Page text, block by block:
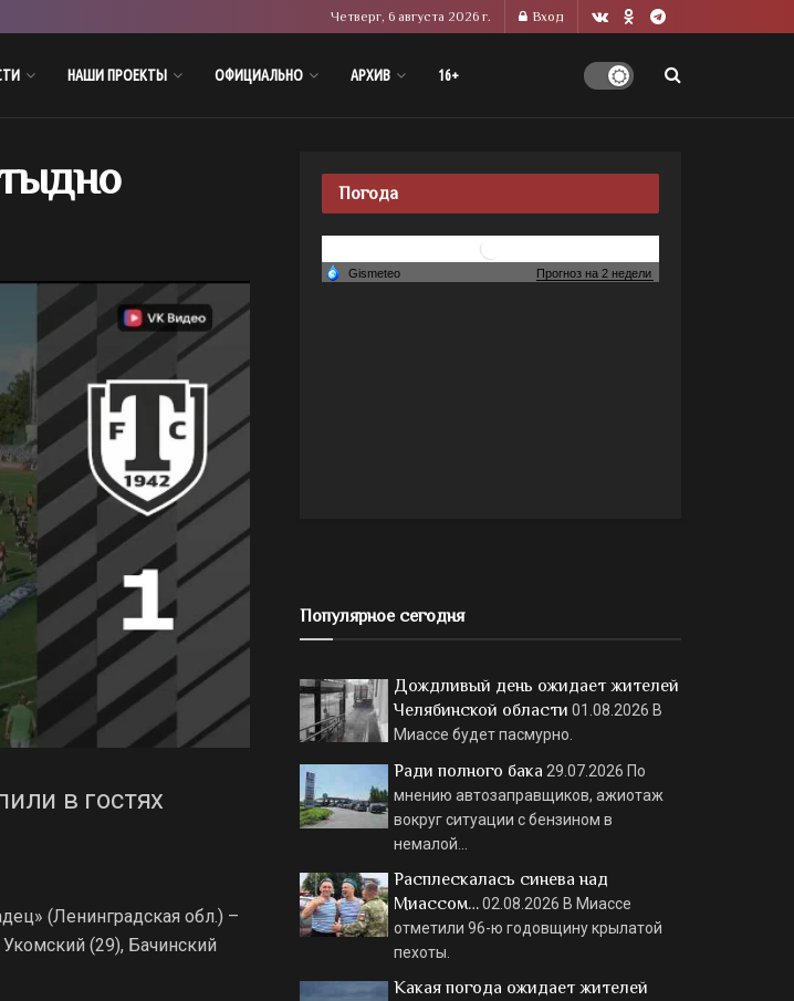
Четверг, 6 августа 2026 г. Вход
НАШИ ПРОЕКТЫ ОФИЦИАЛЬНО АРХИВ 16+
в гостях
(Ленинградская обл.) –
(29), Бачинский
Погода
Популярное сегодня
Дождливый день ожидает жителей
Челябинской области 01.08.2026 В
Миассе будет пасмурно.
Ради полного бака 29.07.2026 По
мнению автозаправщиков, ажиотаж
вокруг ситуации с бензином в
немалой…
Расплескалась синева над
Миассом…02.08.2026 В Миассе
отметили 96-ю годовщину крылатой
пехоты.
Какая погода ожидает жителей